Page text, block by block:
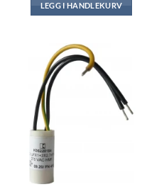
LEGG I HANDLEKURV